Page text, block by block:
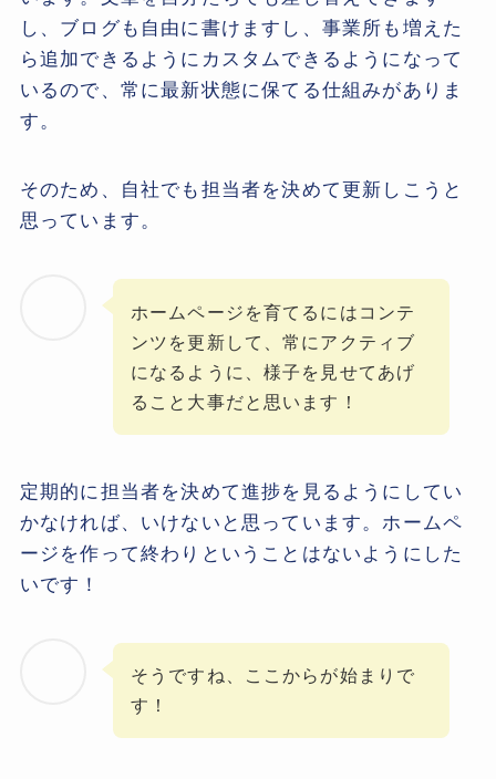
し、ブログも自由に書けますし、事業所も増えた
ら追加できるようにカスタムできるようになって
いるので、常に最新状態に保てる仕組みがありま
す。
そのため、自社でも担当者を決めて更新しこうと
思っています。
ホームページを育てるにはコンテ
ンツを更新して、常にアクティブ
になるように、様子を見せてあげ
ること大事だと思います！
定期的に担当者を決めて進捗を見るようにしてい
かなければ、いけないと思っています。ホームペ
ージを作って終わりということはないようにした
いです！
そうですね、ここからが始まりで
す！